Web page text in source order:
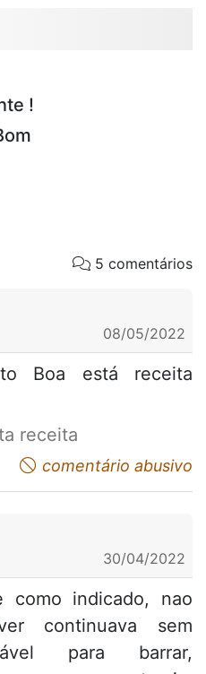
!
5 comentários
08/05/2022
Boa está receita
receita
comentário abusivo
30/04/2022
como indicado, nao
continuava sem
para barrar,